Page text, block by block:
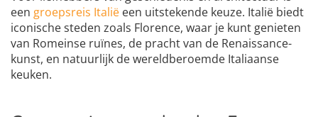
een groepsreis Italië een uitstekende keuze. Italië biedt
iconische steden zoals Florence, waar je kunt genieten
van Romeinse ruïnes, de pracht van de Renaissance-
kunst, en natuurlijk de wereldberoemde Italiaanse
keuken.